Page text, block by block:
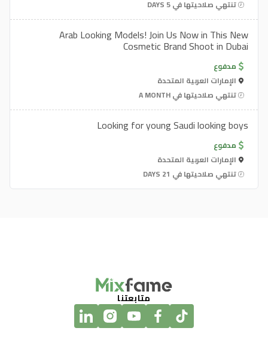
تنتهي صلاحيتها في 5 DAYS
Arab Looking Models! Join Us Now in This New
Cosmetic Brand Shoot in Dubai
مدفوع
الإمارات العربية المتحدة
تنتهي صلاحيتها في A MONTH
Looking for young Saudi looking boys
مدفوع
الإمارات العربية المتحدة
تنتهي صلاحيتها في 21 DAYS
متابعتنا